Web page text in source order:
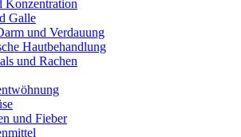
Konzentration
Galle
und Verdauung
Hautbehandlung
und Rachen
und Fieber